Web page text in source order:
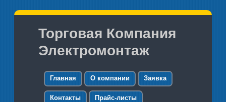
Торговая Компания
Электромонтаж
Главная О компании Заявка
Контакты Прайс-листы